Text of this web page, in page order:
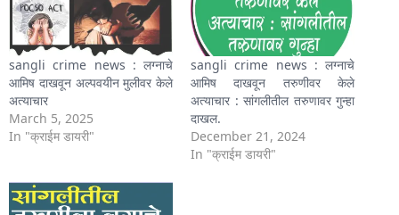
sangli crime news : लग्नाचे
आमिष दाखवून अल्पवयीन मुलीवर केले
अत्याचार
March 5, 2025
In "क्राईम डायरी"
sangli crime news : लग्नाचे
आमिष दाखवून तरुणीवर केले
अत्याचार : सांगलीतील तरुणावर गुन्हा
दाखल.
December 21, 2024
In "क्राईम डायरी"